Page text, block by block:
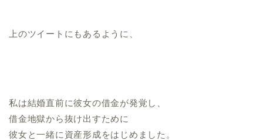
上のツイートにもあるように、
私は結婚直前に彼女の借金が発覚し、
借金地獄から抜け出すために
彼女と一緒に資産形成をはじめました。